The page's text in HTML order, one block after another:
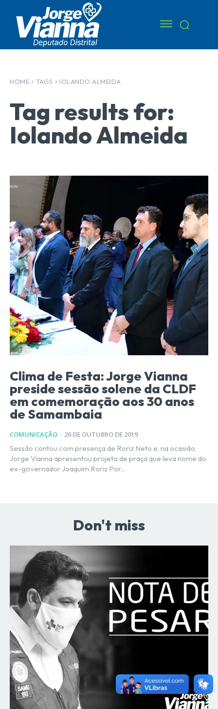
HOME TAGS IOLANDO ALMEIDA
Tag results for:
Iolando Almeida
Clima de Festa: Jorge Vianna
preside sessão solene da CLDF
em comemoração aos 30 anos
de Samambaia
COMUNICAÇÃO - 26 DE OUTUBRO DE 2019
Sessão contou com presença de Roriz Neto e, na ocasião,
Jorge Vianna apresentou projeto de praça que leva nome do
ex-governador Joaquim Roriz Por...
Don't miss